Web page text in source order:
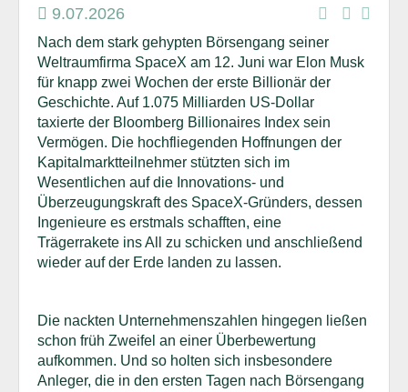
9.07.2026
Nach dem stark gehypten Börsengang seiner
Weltraumfirma SpaceX am 12. Juni war Elon Musk
für knapp zwei Wochen der erste Billionär der
Geschichte. Auf 1.075 Milliarden US-Dollar
taxierte der Bloomberg Billionaires Index sein
Vermögen. Die hochfliegenden Hoffnungen der
Kapitalmarktteilnehmer stützten sich im
Wesentlichen auf die Innovations- und
Überzeugungskraft des SpaceX-Gründers, dessen
Ingenieure es erstmals schafften, eine
Trägerrakete ins All zu schicken und anschließend
wieder auf der Erde landen zu lassen.
Die nackten Unternehmenszahlen hingegen ließen
schon früh Zweifel an einer Überbewertung
aufkommen. Und so holten sich insbesondere
Anleger, die in den ersten Tagen nach Börsengang